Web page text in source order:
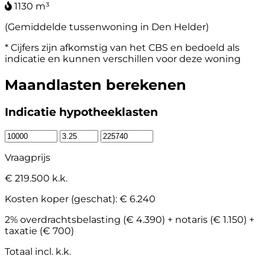
1130 m³
(Gemiddelde tussenwoning in Den Helder)
* Cijfers zijn afkomstig van het CBS en bedoeld als
indicatie en kunnen verschillen voor deze woning
Maandlasten berekenen
Indicatie hypotheeklasten
Vraagprijs
€ 219.500 k.k.
Kosten koper (geschat): € 6.240
2% overdrachtsbelasting (€ 4.390) + notaris (€ 1.150) +
taxatie (€ 700)
Totaal incl. k.k.